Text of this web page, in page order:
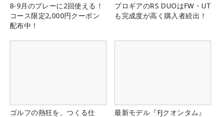
8-9月のプレーに2回使える！
コース限定2,000円クーポン
配布中！
プロギアのRS DUOはFW・UT
も完成度が高く購入者続出！
ゴルフの熱狂を、つくる仕
最新モデル『FJクオンタム』